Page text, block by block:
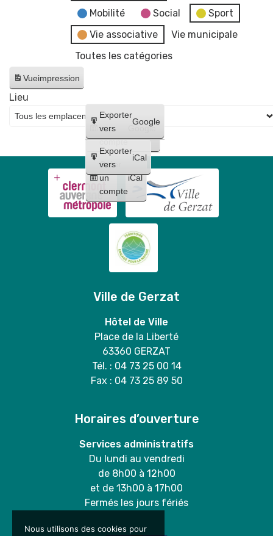
Mobilité
Social
Sport
Vie associative
Vie municipale
Toutes les catégories
Vueimpression
Créer
un
compte
Google
Créer
un
compte
iCal
Exporter
vers
Google
Exporter
vers
iCal
Lieu
Ville de Gerzat
Hôtel de Ville
Place de la Liberté
63360 GERZAT
Tél. : 04 73 25 00 14
Fax : 04 73 25 89 50
Horaires d’ouverture
Services administratifs
Du lundi au vendredi
de 8h00 à 12h00
et de 13h00 à 17h00
Fermés les jours fériés
Nous utilisons des cookies pour